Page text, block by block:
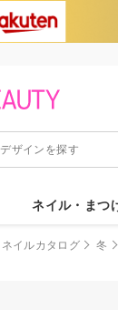
ネイル・まつ
ネイルカタログ 冬